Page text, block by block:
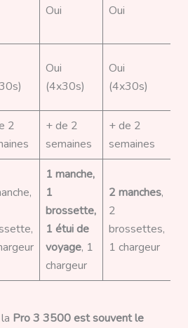
Oui Oui
Oui
(4x30s)
Oui
(4x30s)
2
+ de 2
semaines
+ de 2
semaines
1 manche,
1
brossette,
1 étui de
voyage, 1
chargeur
2 manches,
2
brossettes,
1 chargeur
Pro 3 3500 est souvent le